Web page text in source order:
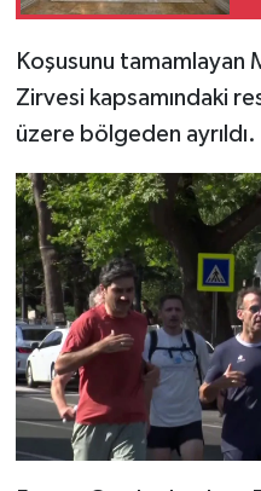
Koşusunu tamamlayan
Zirvesi kapsamındaki
üzere bölgeden ayrıldı.